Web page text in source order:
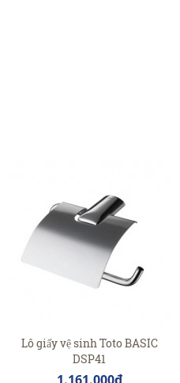
Lô giấy vệ sinh Toto BASIC
DSP41